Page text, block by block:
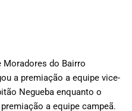
Moradores do Bairro
a premiação a equipe vice-
Negueba enquanto o
a equipe campeã.